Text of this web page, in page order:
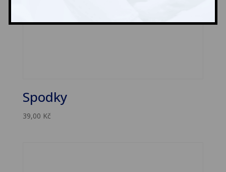
Spodky
39,00 Kč